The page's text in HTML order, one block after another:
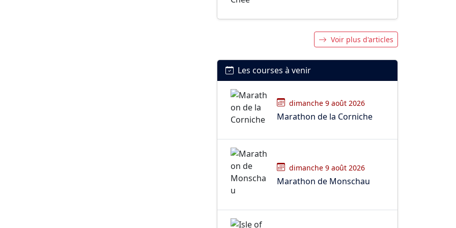
Voir plus d'articles
Les courses à venir
dimanche 9 août 2026
Marathon de la Corniche
dimanche 9 août 2026
Marathon de Monschau